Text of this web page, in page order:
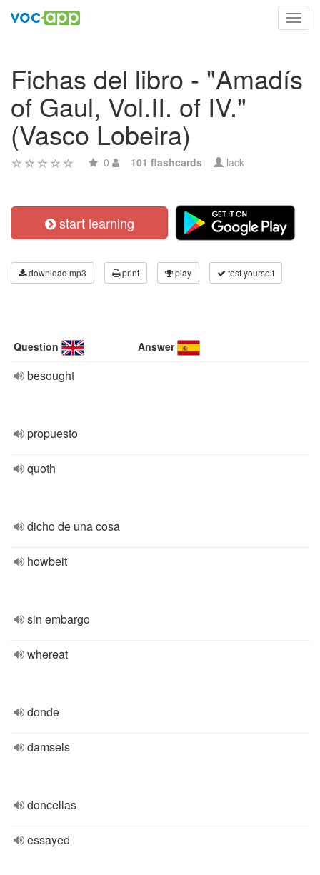
Fichas del libro - "Amadís
of Gaul, Vol.II. of IV."
(Vasco Lobeira)
0 101 flashcards lack
start learning
download mp3 print play test yourself
Question Answer
besought
propuesto
quoth
dicho de una cosa
howbeit
sin embargo
whereat
donde
damsels
doncellas
essayed